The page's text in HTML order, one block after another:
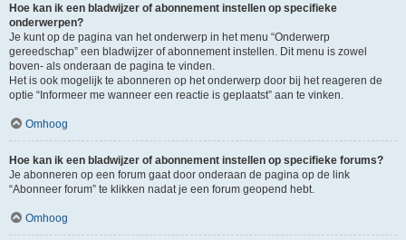
Hoe kan ik een bladwijzer of abonnement instellen op specifieke
onderwerpen?
Je kunt op de pagina van het onderwerp in het menu “Onderwerp
gereedschap” een bladwijzer of abonnement instellen. Dit menu is zowel
boven- als onderaan de pagina te vinden.
Het is ook mogelijk te abonneren op het onderwerp door bij het reageren de
optie “Informeer me wanneer een reactie is geplaatst” aan te vinken.
Omhoog
Hoe kan ik een bladwijzer of abonnement instellen op specifieke forums?
Je abonneren op een forum gaat door onderaan de pagina op de link
“Abonneer forum” te klikken nadat je een forum geopend hebt.
Omhoog